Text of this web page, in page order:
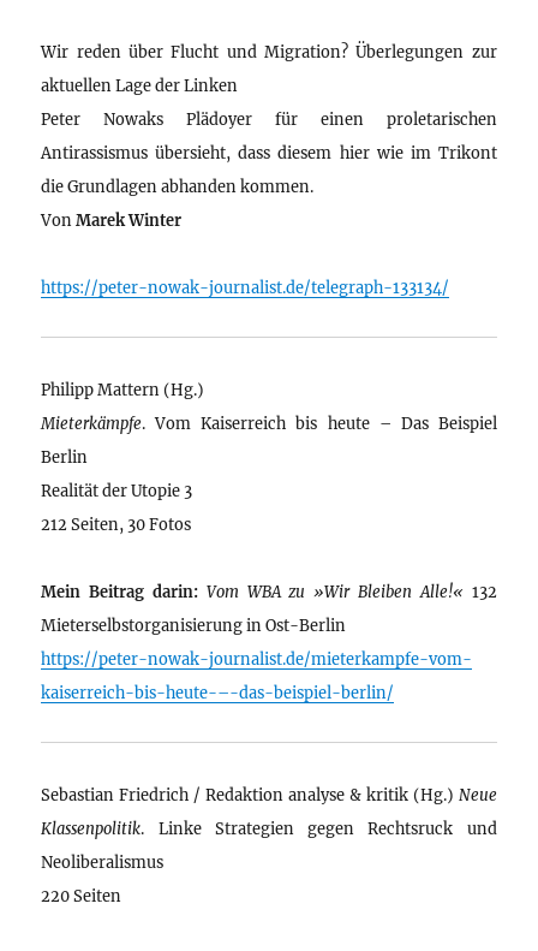
Wir reden über Flucht und Migration? Überlegungen zur
aktuellen Lage der Linken
Peter Nowaks Plädoyer für einen proletarischen
Antirassismus übersieht, dass diesem hier wie im Trikont
die Grundlagen abhanden kommen.
VonMarek Winter
https://peter-nowak-journalist.de/telegraph-133134/
Philipp Mattern (Hg.)
Mieterkämpfe. Vom Kaiserreich bis heute – Das Beispiel
Berlin
Realität der Utopie 3
212 Seiten, 30 Fotos
Mein Beitrag darin: Vom WBA zu »Wir Bleiben Alle!« 132
Mieterselbstorganisierung in Ost-Berlin
https://peter-nowak-journalist.de/mieterkampfe-vom-
kaiserreich-bis-heute-–-das-beispiel-berlin/
Sebastian Friedrich / Redaktion analyse & kritik (Hg.) Neue
Klassenpolitik. Linke Strategien gegen Rechtsruck und
Neoliberalismus
220 Seiten